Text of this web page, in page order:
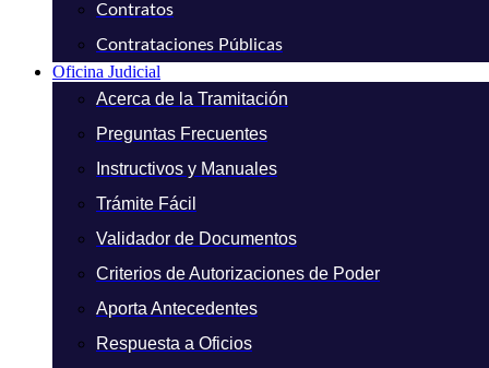
Contratos
Contrataciones Públicas
Oficina Judicial
Acerca de la Tramitación
Preguntas Frecuentes
Instructivos y Manuales
Trámite Fácil
Validador de Documentos
Criterios de Autorizaciones de Poder
Aporta Antecedentes
Respuesta a Oficios